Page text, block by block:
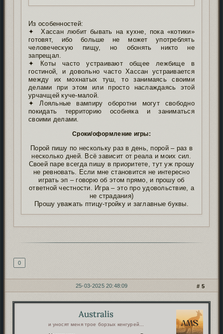
Из особенностей:
✦ Хассан любит бывать на кухне, пока «котики»
готовят, ибо больше не может употреблять
человеческую пищу, но обонять никто не
запрещал.
✦ Коты часто устраивают общее лежбище в
гостиной, и довольно часто Хассан устраивается
между их мохнатых туш, то занимаясь своими
делами при этом или просто наслаждаясь этой
урчачщей куче-малой.
✦ Лояльные вампиру оборотни могут свободно
покидать территорию особняка и заниматься
своими делами.
Сроки/оформление игры:
Порой пишу по нескольку раз в день, порой – раз в
несколько дней. Всё зависит от реала и моих сил.
Своей паре всегда пишу в приоритете, тут уж прошу
не ревновать. Если мне становится не интересно
играть эп – говорю об этом прямо, и прошу об
ответной честности. Игра – это про удовольствие, а
не страдания)
Прошу уважать птицу-тройку и заглавные буквы.
0
5
25-03-2025 20:48:09
Australis
и уносят меня трое борзых кенгурей...